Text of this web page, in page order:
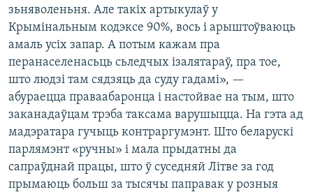
зьняволеньня. Але такіх артыкулаў у
Крымінальным кодэксе 90%, вось і арыштоўваюць
амаль усіх запар. А потым кажам пра
перанаселенасьць сьледчых ізалятараў, пра тое,
што людзі там сядзяць да суду гадамі», —
абураецца праваабаронца і настойвае на тым, што
заканадаўцам трэба таксама варушыцца. На гэта ад
мадэратара гучыць контраргумэнт. Што беларускі
парлямэнт «ручны» і мала прыдатны да
сапраўднай працы, што ў суседняй Літве за год
прымаюць больш за тысячы паправак у розныя